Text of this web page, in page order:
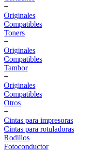
+
Originales
Compatibles
Toners
+
Originales
Compatibles
Tambor
+
Originales
Compatibles
Otros
+
Cintas para impresoras
Cintas para rotuladoras
Rodillos
Fotoconductor